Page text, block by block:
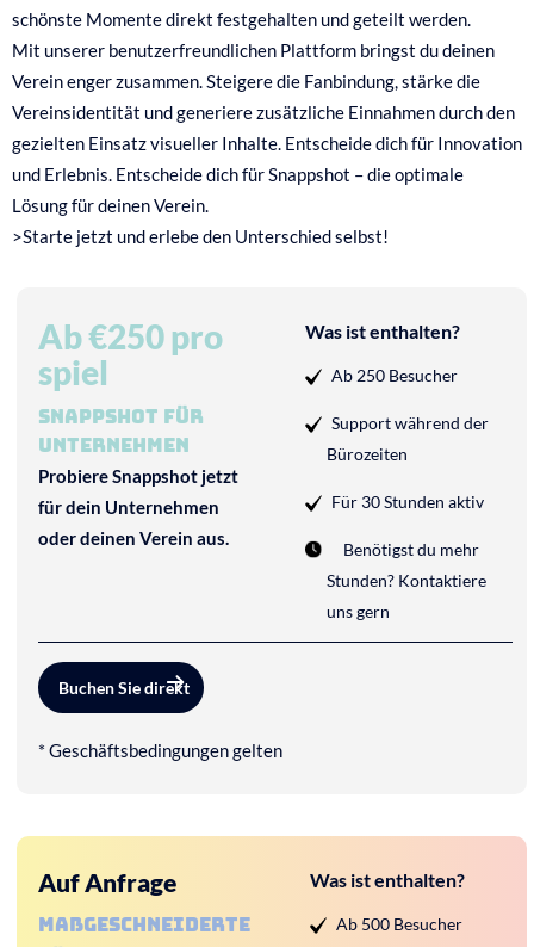
schönste Momente direkt festgehalten und geteilt werden.
Mit unserer benutzerfreundlichen Plattform bringst du deinen
Verein enger zusammen. Steigere die Fanbindung, stärke die
Vereinsidentität und generiere zusätzliche Einnahmen durch den
gezielten Einsatz visueller Inhalte. Entscheide dich für Innovation
und Erlebnis. Entscheide dich für Snappshot – die optimale
Lösung für deinen Verein.
>Starte jetzt und erlebe den Unterschied selbst!
Ab €250 pro
spiel
Snappshot für
Unternehmen
Probiere Snappshot jetzt
für dein Unternehmen
oder deinen Verein aus.
Was ist enthalten?
Ab 250 Besucher
Support während der
Bürozeiten
Für 30 Stunden aktiv
Benötigst du mehr
Stunden? Kontaktiere
uns gern
Buchen Sie direkt
* Geschäftsbedingungen gelten
Auf Anfrage
maßgeschneiderte
Was ist enthalten?
Ab 500 Besucher